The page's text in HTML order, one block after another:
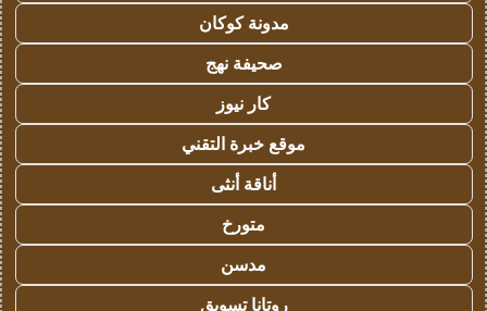
مدونة كوكان
صحيفة نهج
كار نيوز
موقع خبرة التقني
أناقة أنثى
متورخ
مدسن
روتانا تسويق